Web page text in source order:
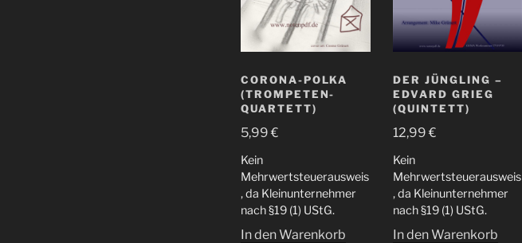
CORONA-POLKA
(TROMPETEN-
QUARTETT)
5,99€
Kein
Mehrwertsteuerausweis
, da Kleinunternehmer
nach §19 (1) UStG.
In den Warenkorb
DER JÜNGLING –
EDVARD GRIEG
(QUINTETT)
12,99€
Kein
Mehrwertsteuerausweis
, da Kleinunternehmer
nach §19 (1) UStG.
In den Warenkorb